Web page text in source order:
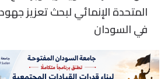
المتحدة الإنمائي لبحث تعزيز
في السودان